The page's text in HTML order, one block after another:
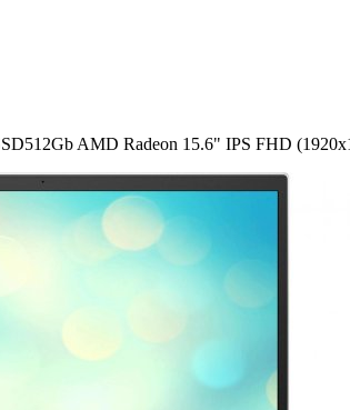
AMD Radeon 15.6" IPS FHD